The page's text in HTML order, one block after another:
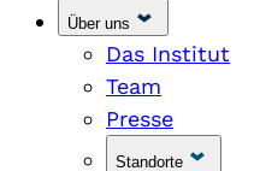
Über uns
Das Institut
Team
Presse
Standorte